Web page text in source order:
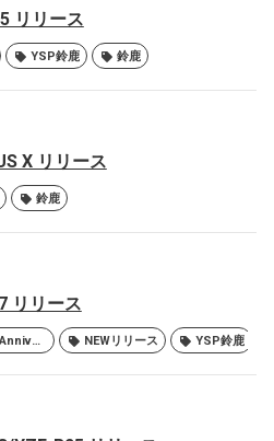
リリース
YSP鈴鹿 鈴鹿
X リリース
鈴鹿
リリース
YZF-R7 70th Anniversary Edition NEWリリース YSP鈴鹿